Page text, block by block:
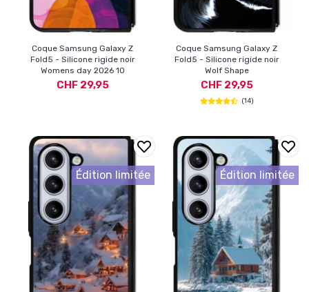
Coque Samsung Galaxy Z
Fold5 - Silicone rigide noir
Womens day 2026 10
CHF 29,95
Coque Samsung Galaxy Z
Fold5 - Silicone rigide noir
Wolf Shape
CHF 29,95
(14)
Édition limitée Édition limitée